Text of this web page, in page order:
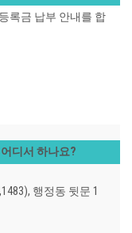
록금 납부 안내를 합
디서 하나요?
행정동 뒷문 1